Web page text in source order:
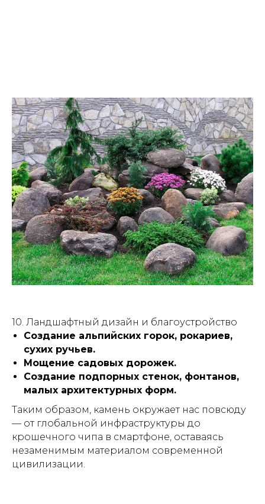
10. Ландшафтный дизайн и благоустройство
Создание альпийских горок, рокариев,
сухих ручьев.
Мощение садовых дорожек.
Создание подпорных стенок, фонтанов,
малых архитектурных форм.
Таким образом, камень окружает нас повсюду
— от глобальной инфраструктуры до
крошечного чипа в смартфоне, оставаясь
незаменимым материалом современной
цивилизации.